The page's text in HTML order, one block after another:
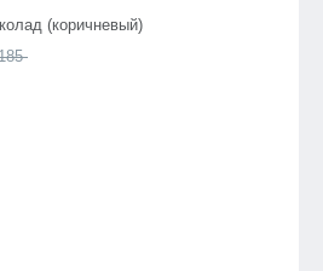
(коричневый)